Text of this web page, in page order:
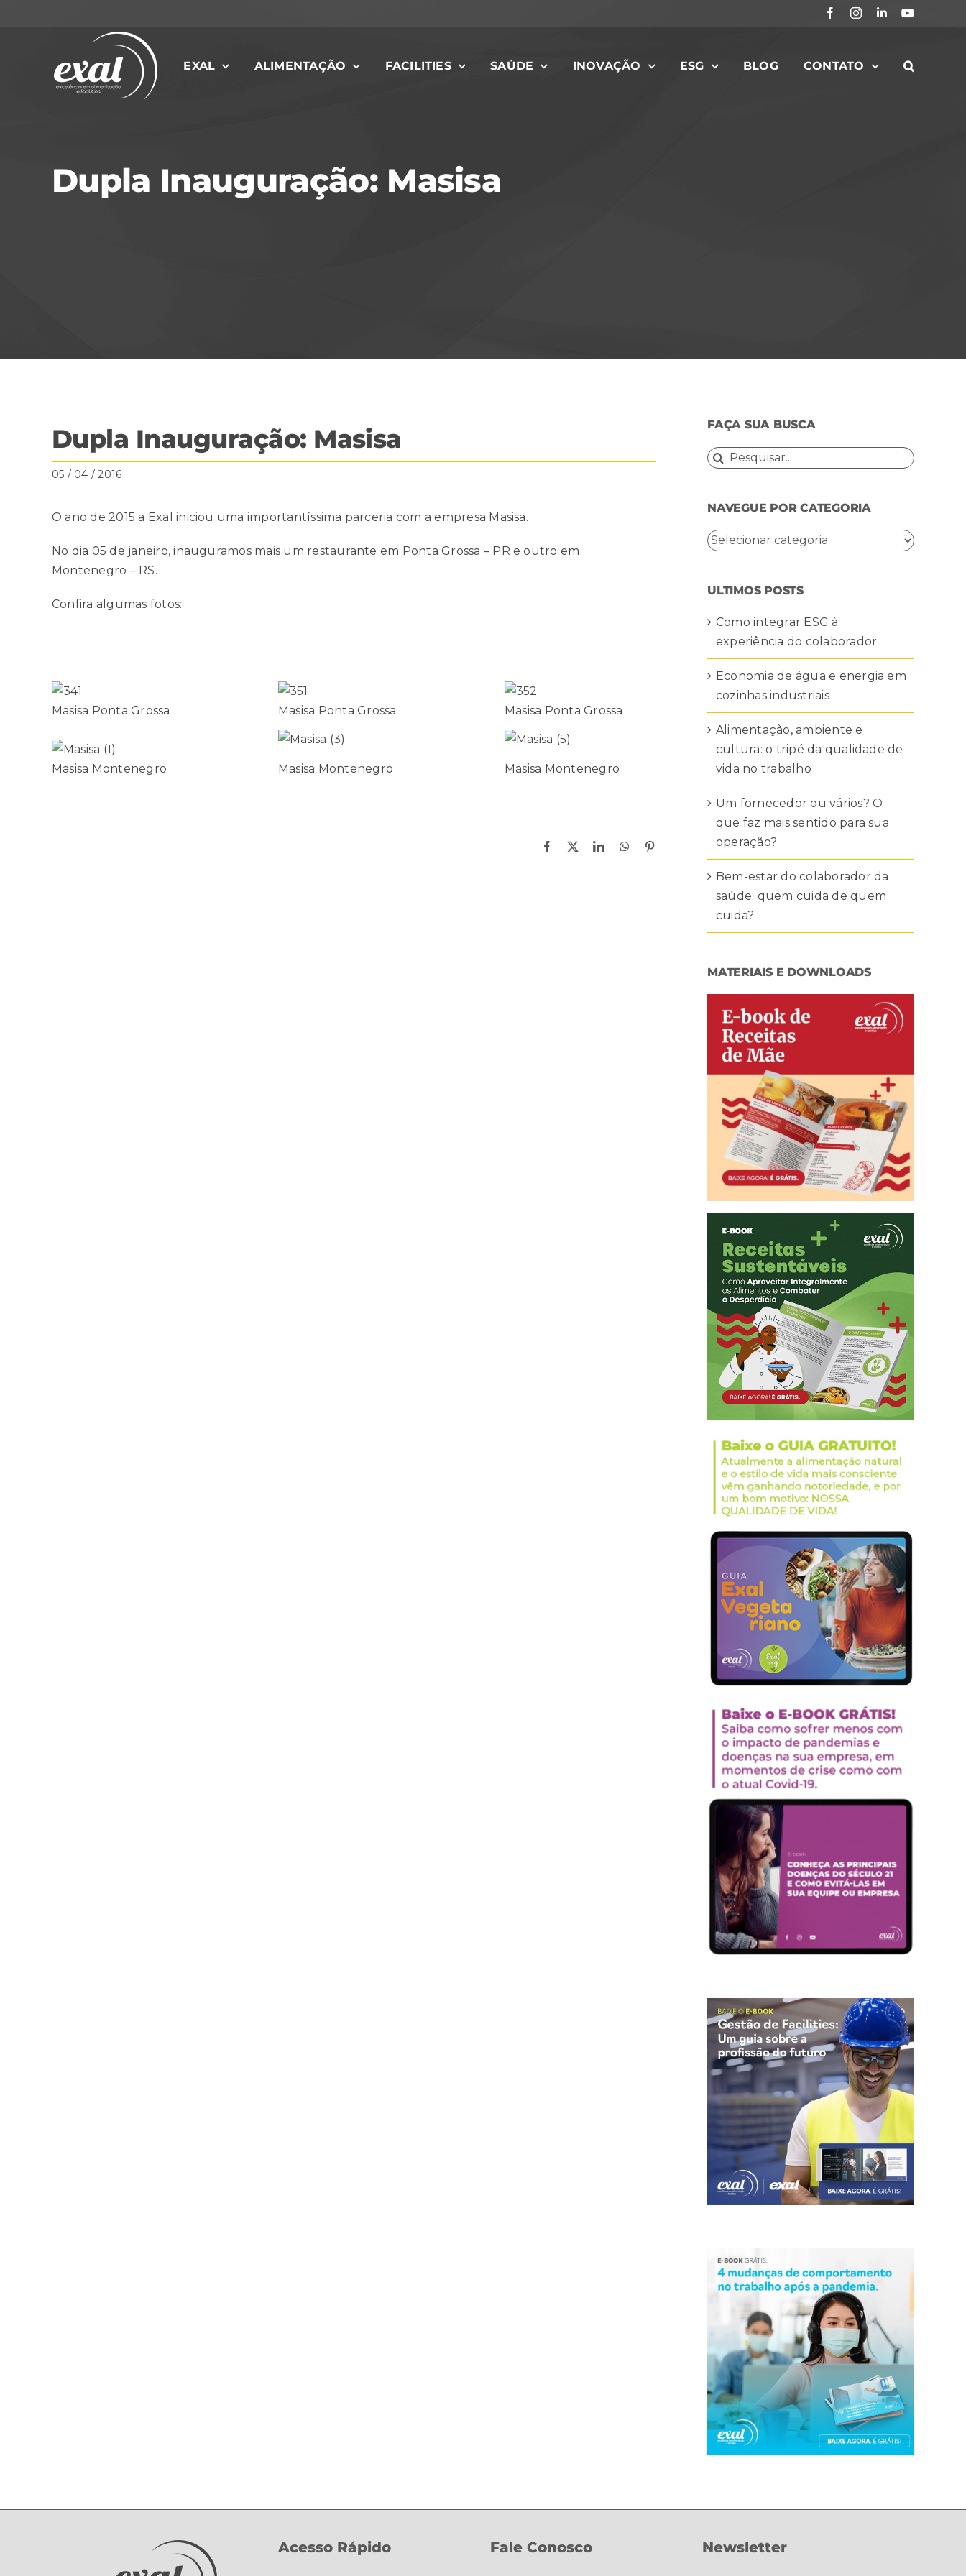
conteúdo
FacebookInstagram
LinkedInYouTube
EXAL ALIMENTAÇÃO FACILITIES SAÚDE INOVAÇÃO ESG BLOG CONTATO
Dupla Inauguração: Masisa
Larger
Image
Dupla Inauguração: Masisa
05 / 04 / 2016
O ano de 2015 a Exal iniciou uma importantíssima parceria com a empresa Masisa.
No dia 05 de janeiro, inauguramos mais um restaurante em Ponta Grossa – PR e outro em
Montenegro – RS.
Confira algumas fotos:
Masisa Ponta Grossa Masisa Ponta Grossa Masisa Ponta Grossa
Masisa Montenegro Masisa Montenegro Masisa Montenegro
Facebook LinkedInWhatsApp
FAÇA SUA BUSCA
Buscar
NAVEGUE POR CATEGORIA
NAVEGUE
ULTIMOS POSTS
Como integrar ESG à
experiência do colaborador
Economia de água e energia em
cozinhas industriais
Alimentação, ambiente e
cultura: o tripé da qualidade de
vida no trabalho
Um fornecedor ou vários? O
que faz mais sentido para sua
operação?
Bem-estar do colaborador da
saúde: quem cuida de quem
cuida?
MATERIAIS E DOWNLOADS
Acesso Rápido Fale Conosco Newsletter